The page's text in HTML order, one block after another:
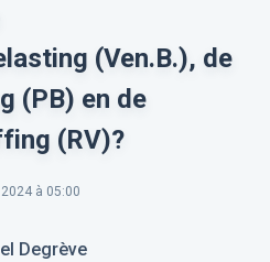
(Ven.B.), de
(PB) en de
(RV)?
à 05:00
Degrève